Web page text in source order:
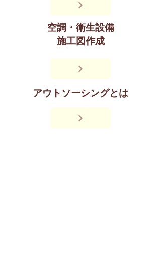
空調・衛生設備
施工図作成
アウトソーシングとは